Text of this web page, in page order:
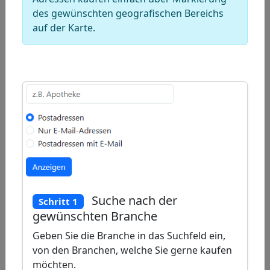
Draw
layers
Delete
layers
des gewünschten geografischen Bereichs
auf der Karte.
Schritt 1
Suche nach der
gewünschten Branche
Geben Sie die Branche in das Suchfeld ein,
von den Branchen, welche Sie gerne kaufen
möchten.